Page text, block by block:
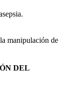
manipulación de
DEL